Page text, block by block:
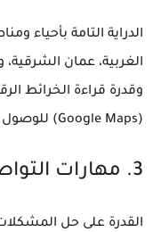
الدراية التامة بأحياء
الغربية، عمان
وقدرة قراءة الخرائط
(Google Maps) للوصول إلى العناوين بدقة وبأقصر الطرق.
3. مهارات التواصل والذكاء الاجتماعي
القدرة على حل المشكلات